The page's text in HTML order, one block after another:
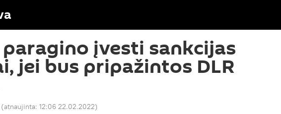
įvesti sankcijas
jei bus pripažintos DLR
(atnaujinta: 12:06 22.02.2022)